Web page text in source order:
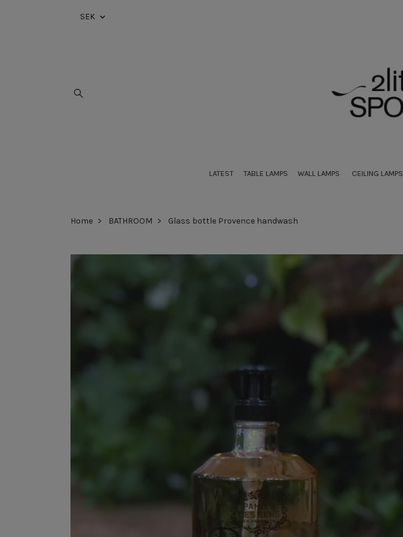
SEK
LATEST TABLE LAMPS WALL LAMPS CEILING LAMPS
Home BATHROOM Glass bottle Provence handwash